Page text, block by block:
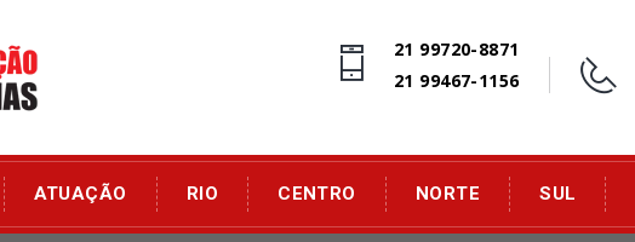
21 99720-8871
21 99467-1156
ATUAÇÃO RIO CENTRO NORTE SUL